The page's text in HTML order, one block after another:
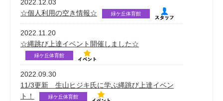
2022.12.03
☆個人利用の空き情報☆
緑ケ丘体育館
2022.11.20
☆縄跳び上達イベント開催しました☆
緑ケ丘体育館
2022.09.30
11/3更新 生山ヒジキ氏に学ぶ縄跳び上達イベン
ト！
緑ケ丘体育館